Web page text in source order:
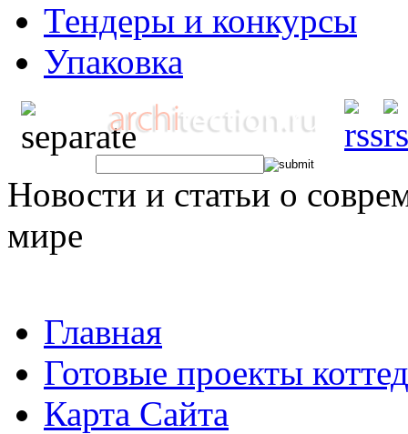
Тендеры и конкурсы
Упаковка
Новости и статьи о
мире
Главная
Готовые проекты
Карта Сайта